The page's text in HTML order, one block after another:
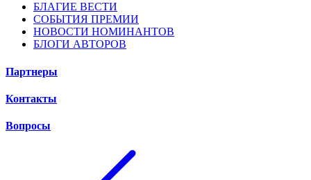
БЛАГИЕ ВЕСТИ
СОБЫТИЯ ПРЕМИИ
НОВОСТИ НОМИНАНТОВ
БЛОГИ АВТОРОВ
Партнеры
Контакты
Вопросы